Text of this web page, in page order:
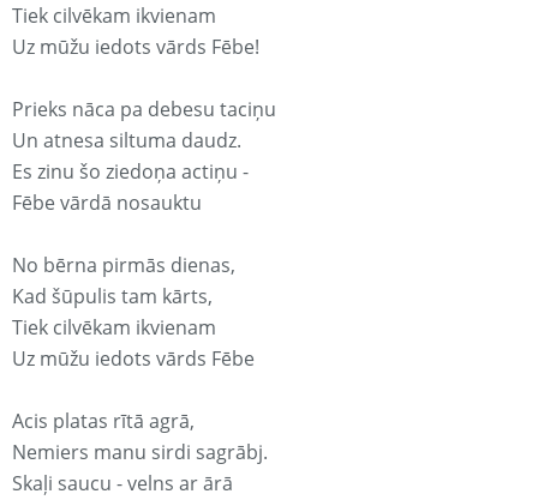
Tiek cilvēkam ikvienam
Uz mūžu iedots vārds Fēbe!
Prieks nāca pa debesu taciņu
Un atnesa siltuma daudz.
Es zinu šo ziedoņa actiņu -
Fēbe vārdā nosauktu
No bērna pirmās dienas,
Kad šūpulis tam kārts,
Tiek cilvēkam ikvienam
Uz mūžu iedots vārds Fēbe
Acis platas rītā agrā,
Nemiers manu sirdi sagrābj.
Skaļi saucu - velns ar ārā